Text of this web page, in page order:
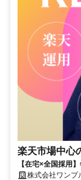
楽天市場中心
【在宅×全国採用
株式会社ワンプ